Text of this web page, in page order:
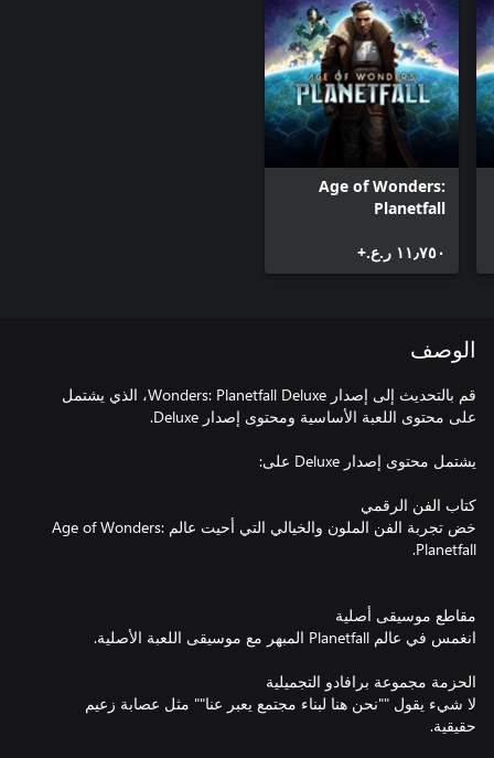
Age of Wonders:
Planetfall
١١٫٧٥٠ ر.ع.‏+
الوصف
قم بالتحديث إلى إصدار Wonders: Planetfall Deluxe، الذي يشتمل
خض تجربة الفن الملون والخيالي التي أحيت عالم Age of Wonders:
لا شيء يقول ""نحن هنا لبناء مجتمع يعبر عنا"" مثل عصابة زعيم